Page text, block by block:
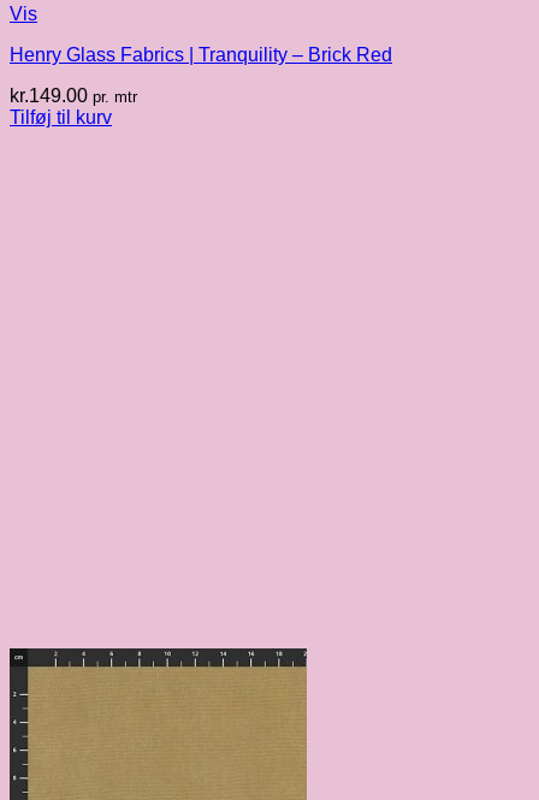
Vis
Henry Glass Fabrics | Tranquility – Brick Red
kr.149.00 pr. mtr
Tilføj til kurv